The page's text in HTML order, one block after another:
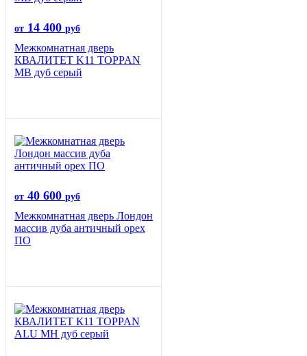
от 14 400 руб
Межкомнатная дверь
КВАЛИТЕТ K11 TOPPAN
MB дуб серый
от 40 600 руб
Межкомнатная дверь Лондон
массив дуба античный орех
ПО